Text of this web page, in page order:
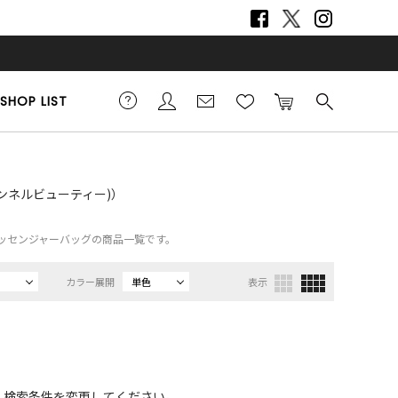
SHOP LIST
ルビューティー)）
ンジャーバッグの商品一覧です。
カラー展開 単色 表示